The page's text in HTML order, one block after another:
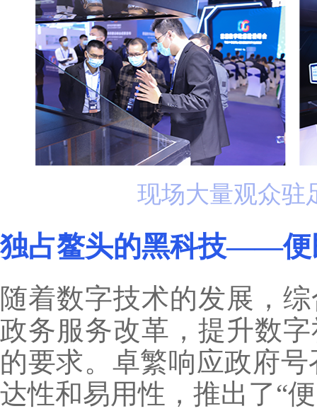
现场大量观众驻
独占鳌头的黑科技——便
随着数字技术的发展，
政务服务改革，提升数
的要求。卓繁响应政府
达性和易用性，推出了“